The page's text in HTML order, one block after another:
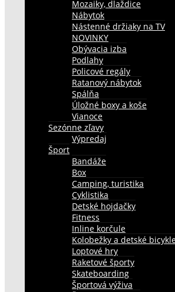
Mozaiky, dlaždice
Nábytok
Nástenné držiaky na TV
NOVINKY
Obývacia izba
Podlahy
Policové regály
Ratanový nábytok
Spálňa
Úložné boxy a koše
Vianoce
Sezónne zľavy
Výpredaj
Šport
Bandáže
Box
Camping, turistika
Cyklistika
Detské hojdačky
Fitness
Inline korčule
Kolobežky a detské
Loptové hry
Raketové športy
Skateboarding
Športová výživa